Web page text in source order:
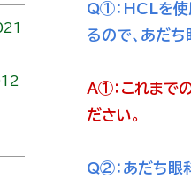
Q①： HCLを使
るので、あだ
A①： これまで
ださい。
Q②： あだち眼